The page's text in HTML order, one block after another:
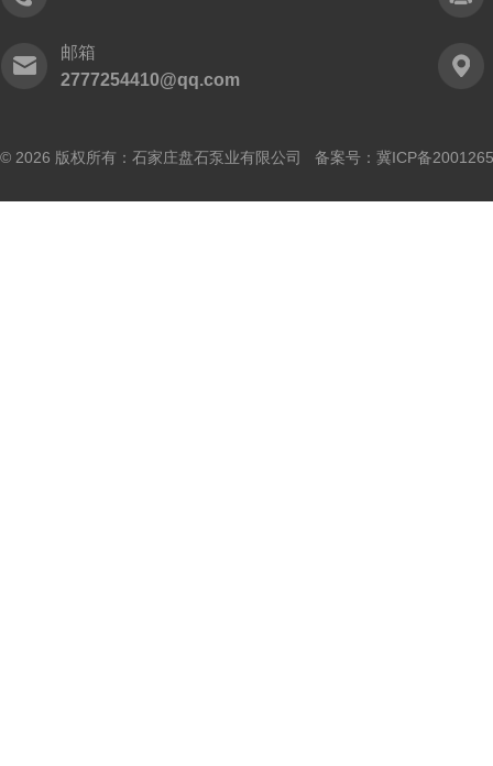
邮箱
2777254410@qq.com
© 2026 版权所有：石家庄盘石泵业有限公司 备案号： 冀ICP备